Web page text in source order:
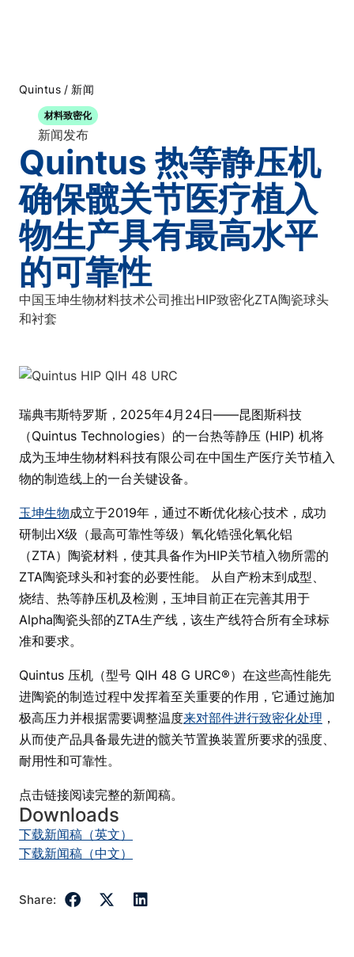
Quintus / 新闻
材料致密化
新闻发布
Quintus 热等静压机
确保髋关节医疗植入
物生产具有最高水平
的可靠性
中国玉坤生物材料技术公司推出HIP致密化ZTA陶瓷球头
和衬套
瑞典韦斯特罗斯，2025年4月24日——昆图斯科技
（Quintus Technologies）的一台热等静压 (HIP) 机将
成为玉坤生物材料科技有限公司在中国生产医疗关节植入
物的制造线上的一台关键设备。
玉坤生物成立于2019年，通过不断优化核心技术，成功
研制出X级（最高可靠性等级）氧化锆强化氧化铝
（ZTA）陶瓷材料，使其具备作为HIP关节植入物所需的
ZTA陶瓷球头和衬套的必要性能。 从自产粉末到成型、
烧结、热等静压机及检测，玉坤目前正在完善其用于
Alpha陶瓷头部的ZTA生产线，该生产线符合所有全球标
准和要求。
Quintus 压机（型号 QIH 48 G URC®）在这些高性能先
进陶瓷的制造过程中发挥着至关重要的作用，它通过施加
极高压力并根据需要调整温度来对部件进行致密化处理 ，
从而使产品具备最先进的髋关节置换装置所要求的强度、
耐用性和可靠性。
点击链接阅读完整的新闻稿。
Downloads
下载新闻稿（英文）
下载新闻稿（中文）
Share: